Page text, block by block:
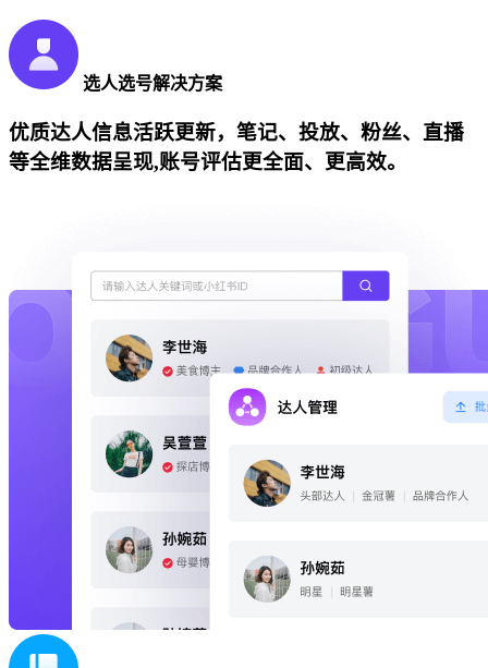
选人选号解决方案
优质达人信息活跃更新，笔记、投放、粉丝、直播
等全维数据呈现,账号评估更全面、更高效。